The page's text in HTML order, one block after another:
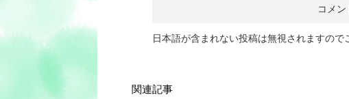
日本語が含まれない投稿は無視されますので
関連記事